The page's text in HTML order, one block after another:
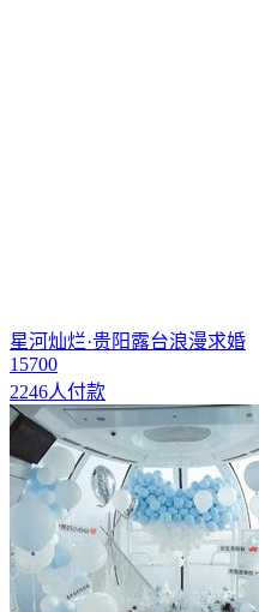
星河灿烂·贵阳露台浪漫求婚
15700
2246人付款